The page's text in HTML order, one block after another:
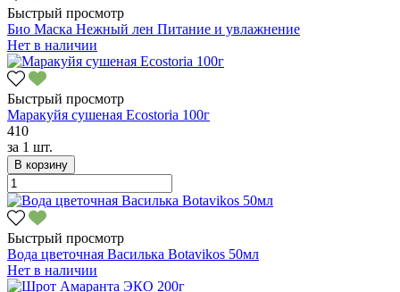
Быстрый просмотр
Био Маска Нежный лен Питание и увлажнение
Нет в наличии
Быстрый просмотр
Маракуйя сушеная Ecostoria 100г
410
за 1 шт.
В корзину
Быстрый просмотр
Вода цветочная Василька Botavikos 50мл
Нет в наличии